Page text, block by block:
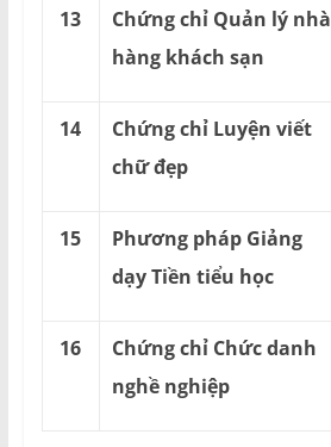
13
Chứng chỉ Quản lý nhà
hàng khách sạn
14
Chứng chỉ Luyện viết
chữ đẹp
15
Phương pháp Giảng
dạy Tiền tiểu học
16
Chứng chỉ Chức danh
nghề nghiệp